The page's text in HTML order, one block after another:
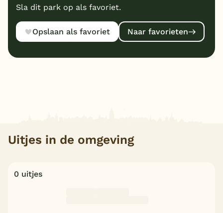
Sla dit park op als favoriet.
Opslaan als favoriet Naar favorieten
Uitjes in de omgeving
0 uitjes